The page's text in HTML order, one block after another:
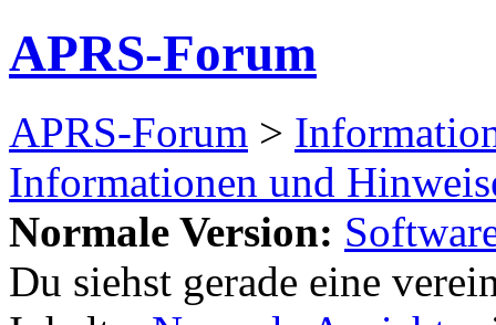
APRS-Forum
APRS-Forum >
Informationen und
Normale Version:
Du siehst gerade eine